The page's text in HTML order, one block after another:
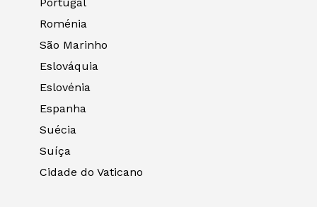
Roménia
São Marinho
Eslováquia
Eslovénia
Espanha
Suécia
Suíça
Cidade do Vaticano